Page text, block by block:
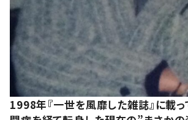
1998年『一世を風靡した雑誌』に載っ